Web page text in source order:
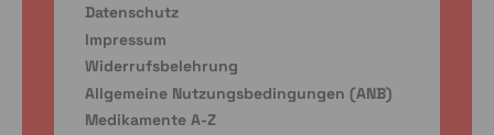
Datenschutz
Impressum
Widerrufsbelehrung
Allgemeine Nutzungsbedingungen (ANB)
Medikamente A-Z